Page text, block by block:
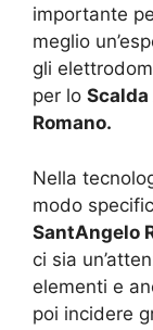
importante
meglio
gli
per lo
Romano.
Nella
modo
SantAngelo
ci sia
elementi e
poi incidere